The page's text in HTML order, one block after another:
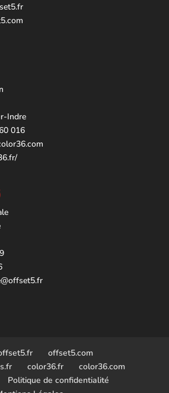
Indre
016
offset5.com
color36.fr
color36.com
Politique de confidentialité